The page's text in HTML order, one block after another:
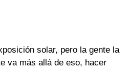
solar, pero la gente la
va más allá de eso, hacer